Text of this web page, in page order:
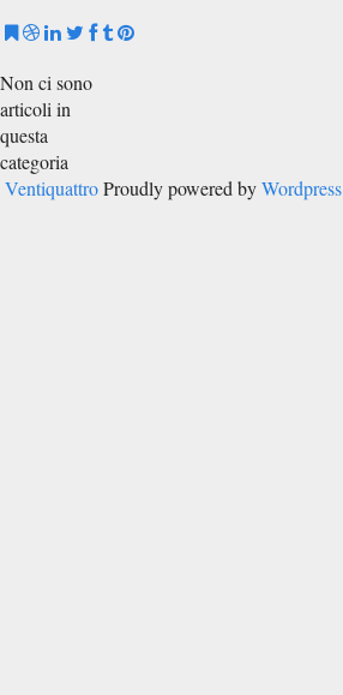
Non ci sono
articoli in
questa
categoria
Ventiquattro Proudly powered byWordpress